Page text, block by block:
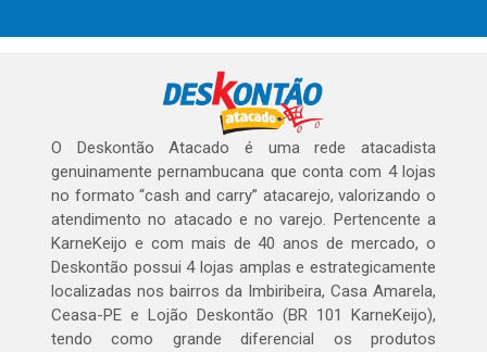
O Deskontão Atacado é uma rede atacadista
genuinamente pernambucana que conta com 4 lojas
no formato “cash and carry” atacarejo, valorizando o
atendimento no atacado e no varejo. Pertencente a
KarneKeijo e com mais de 40 anos de mercado, o
Deskontão possui 4 lojas amplas e estrategicamente
localizadas nos bairros da Imbiribeira, Casa Amarela,
Ceasa-PE e Lojão Deskontão (BR 101 KarneKeijo),
tendo como grande diferencial os produtos